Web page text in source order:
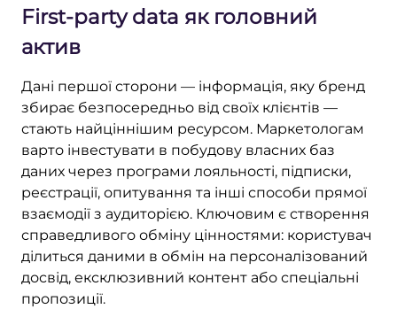
First-party data як головний
актив
Дані першої сторони — інформація, яку бренд
збирає безпосередньо від своїх клієнтів —
стають найціннішим ресурсом. Маркетологам
варто інвестувати в побудову власних баз
даних через програми лояльності, підписки,
реєстрації, опитування та інші способи прямої
взаємодії з аудиторією. Ключовим є створення
справедливого обміну цінностями: користувач
ділиться даними в обмін на персоналізований
досвід, ексклюзивний контент або спеціальні
пропозиції.